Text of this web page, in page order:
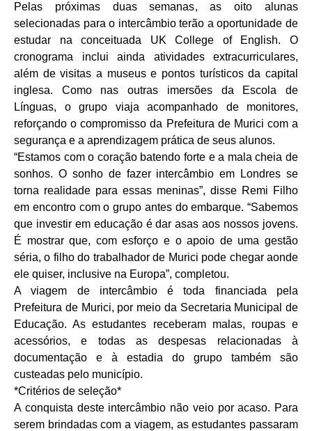
Pelas próximas duas semanas, as oito alunas
selecionadas para o intercâmbio terão a oportunidade de
estudar na conceituada UK College of English. O
cronograma inclui ainda atividades extracurriculares,
além de visitas a museus e pontos turísticos da capital
inglesa. Como nas outras imersões da Escola de
Línguas, o grupo viaja acompanhado de monitores,
reforçando o compromisso da Prefeitura de Murici com a
segurança e a aprendizagem prática de seus alunos.
“Estamos com o coração batendo forte e a mala cheia de
sonhos. O sonho de fazer intercâmbio em Londres se
torna realidade para essas meninas”, disse Remi Filho
em encontro com o grupo antes do embarque. “Sabemos
que investir em educação é dar asas aos nossos jovens.
É mostrar que, com esforço e o apoio de uma gestão
séria, o filho do trabalhador de Murici pode chegar aonde
ele quiser, inclusive na Europa”, completou.
A viagem de intercâmbio é toda financiada pela
Prefeitura de Murici, por meio da Secretaria Municipal de
Educação. As estudantes receberam malas, roupas e
acessórios, e todas as despesas relacionadas à
documentação e à estadia do grupo também são
custeadas pelo município.
*Critérios de seleção*
A conquista deste intercâmbio não veio por acaso. Para
serem brindadas com a viagem, as estudantes passaram